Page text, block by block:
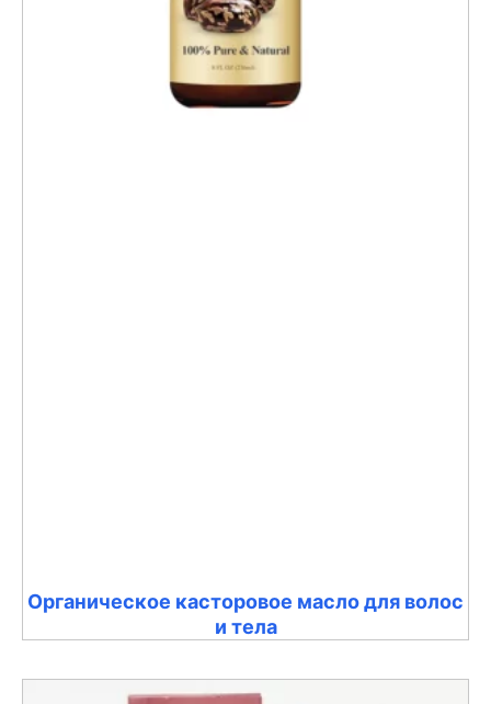
Органическое касторовое масло для волос
и тела